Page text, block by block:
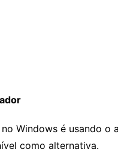
Windows é usando o
como alternativa.